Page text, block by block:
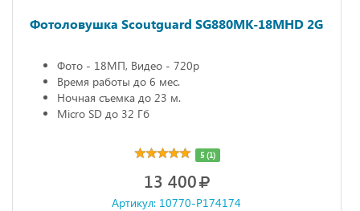
Фотоловушка Scoutguard SG880MK-18MHD 2G
Фото - 18МП, Видео - 720р
Время работы до 6 мес.
Ночная съемка до 23 м.
Micro SD до 32 Гб
5 (1)
13 400
Артикул: 10770-P174174